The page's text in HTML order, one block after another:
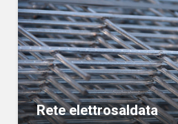
Rete elettrosaldata